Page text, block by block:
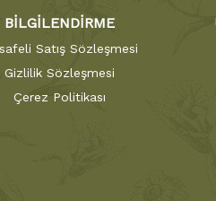
BİLGİLENDİRME
Satış Sözleşmesi
Gizlilik Sözleşmesi
Çerez Politikası